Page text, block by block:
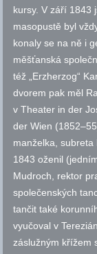
kursy. V září 1843
masopustě byl
konaly se na ně i
měšťanská
též „Erzherzog“
dvorem pak měl
v Theater in der
der Wien
manželka,
1843 oženil
Mudroch, rektor
společenských
tančit také
vyučoval v
záslužným křížem